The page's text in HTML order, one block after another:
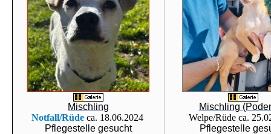
Mischling
Notfall/Rüdeca. 18.06.2024
Pflegestelle gesucht
Mischling
Welpe/Rüde ca.
Pflegestelle